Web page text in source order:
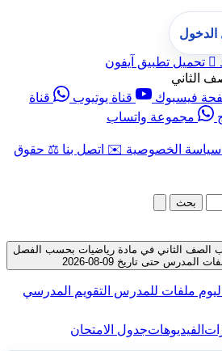
 تحميل تطبيق آيفون
الثاني
فيسبوك قناة يوتيوب
قناة
مجموعة واتساب
سياسة الخصوصية ✉️ اتصل بنا ⚖️ حقوق
بحث
الصف الثاني في مادة رياضيات بحسب الفصل
حتى تاريخ 09-08-2026
ملفات للمدرس التقويم المدرسي
الفيديوهاتجدول الامتحان